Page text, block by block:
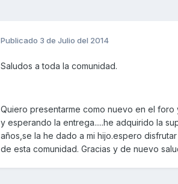
Publicado 3 de Julio del 2014
Saludos a toda la comunidad.
Quiero presentarme como nuevo en el foro
y esperando la entrega.....he adquirido la
años,se la he dado a mi hijo.espero
de esta comunidad. Gracias y de nuevo